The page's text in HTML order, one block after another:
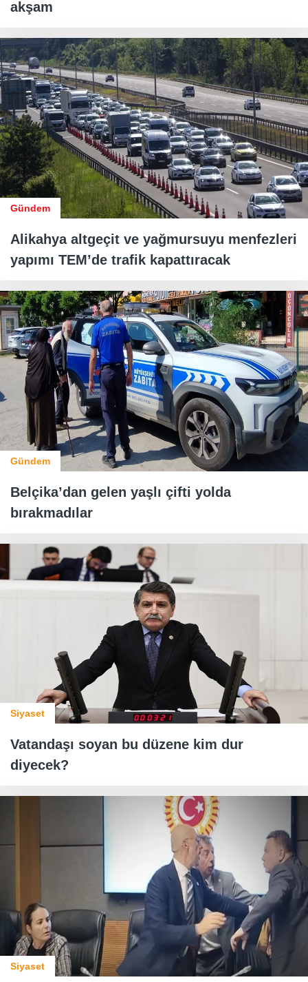
akşam
Gündem
Alikahya altgeçit ve yağmursuyu menfezleri
yapımı TEM’de trafik kapattıracak
Gündem
Belçika’dan gelen yaşlı çifti yolda
bırakmadılar
Siyaset
Vatandaşı soyan bu düzene kim dur
diyecek?
Siyaset